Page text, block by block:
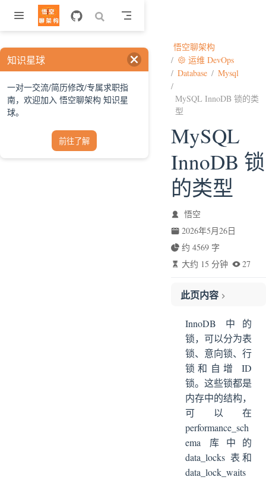
跳至主要內容
悟空聊架构
运维 DevOps
Database
Mysql
MySQL InnoDB 锁的类
型
MySQL
InnoDB 锁
的类型
悟空
2026年5月26日
约 4569 字
大约 15 分钟
27
此页内容
data_lock_waits 表用于查看锁等待关系
Innodb 锁的分类
表锁
意向锁
记录锁（行锁）
自增 ID 锁
InnoDB 锁兼容模式
InnoDB 中的
锁，可以分为表
锁、意向锁、行
锁和自增 ID
锁。这些锁都是
内存中的结构，
可以在
performance_sch
ema 库中的
data_locks 表和
data_lock_waits
知识星球
一对一交流/简历修改/专属求职指
南，欢迎加入 悟空聊架构 知识星
球。
前往了解